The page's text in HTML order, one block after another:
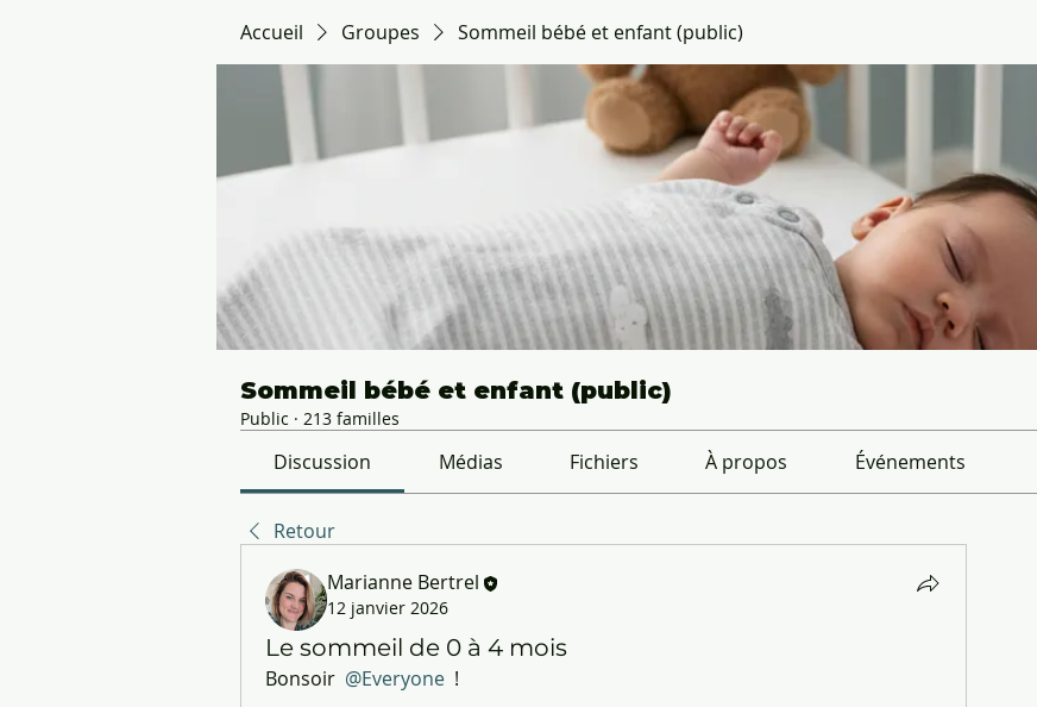
Accueil Groupes Sommeil bébé et enfant (public)
Sommeil bébé et enfant (public)
Public · 213 familles
Discussion Médias Fichiers À propos Événements
Retour
Marianne Bertrel
12 janvier 2026
Le sommeil de 0 à 4 mois
Bonsoir @Everyone !